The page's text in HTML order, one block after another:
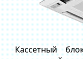
Кассетный